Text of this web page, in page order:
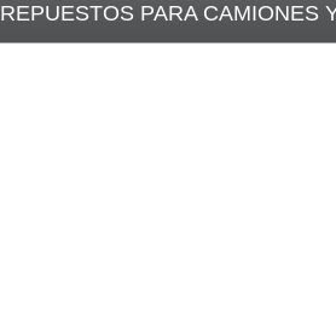
REPUESTOS PARA CAMIONES